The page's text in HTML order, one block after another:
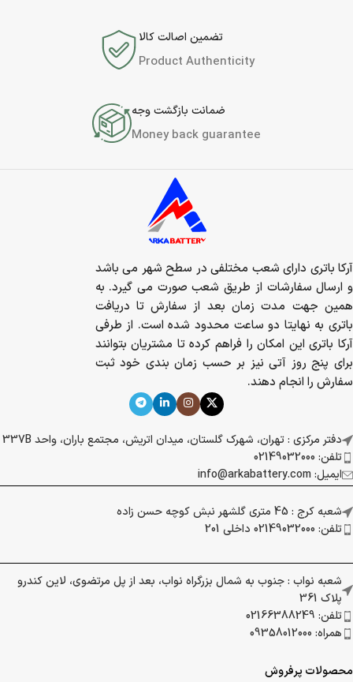
تضمین اصالت کالا
Product Authenticity
ضمانت بازگشت وجه
Money back guarantee
آرکا باتری دارای شعب مختلفی در سطح شهر می باشد
و ارسال سفارشات از طریق شعب صورت می گیرد. به
همین جهت مدت زمان بعد از سفارش تا دریافت
باتری به نهایتا دو ساعت محدود شده است. از طرفی
آرکا باتری این امکان را فراهم کرده تا مشتریان بتوانند
برای پنج روز آتی نیز بر حسب زمان بندی خود ثبت
سفارش را انجام دهند.
دفتر مرکزی : تهران، شهرک گلستان، میدان اتریش، مجتمع باران، واحد 337B
تلفن: 02149032000
ایمیل: info@arkabattery.com
شعبه کرج : 45 متری گلشهر نبش کوچه حسن زاده
تلفن: 02149032000 داخلی 201
شعبه نواب : جنوب به شمال بزرگراه نواب، بعد از پل مرتضوی، لاین کندرو
پلاک 361
تلفن: 02166388249
همراه: 09358012000
محصولات پرفروش